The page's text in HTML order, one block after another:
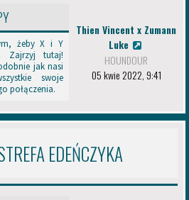
żeby X i Y
Zajrzyj tutaj!
jak nasi
swoje
połączenia.
Thien Vincent x Zumann
Luke
HOUNDOUR
05 kwie 2022, 9:41
EDEŃCZYKA